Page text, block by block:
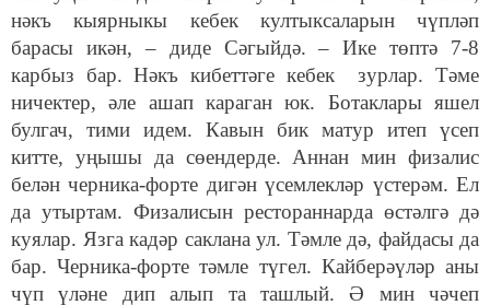
нәкъ кыярныкы кебек култыксаларын чүпләп
барасы икән, – диде Сәгыйдә. – Ике төптә 7-8
карбыз бар. Нәкъ кибеттәге кебек зурлар. Тәме
ничектер, әле ашап караган юк. Ботаклары яшел
булгач, тими идем. Кавын бик матур итеп үсеп
китте, уңышы да сөендерде. Аннан мин физалис
белән черника-форте дигән үсемлекләр үстерәм. Ел
да утыртам. Физалисын рестораннарда өстәлгә дә
куялар. Язга кадәр саклана ул. Тәмле дә, файдасы да
бар. Черника-форте тәмле түгел. Кайберәүләр аны
чүп үләне дип алып та ташлый. Ә мин чәчеп